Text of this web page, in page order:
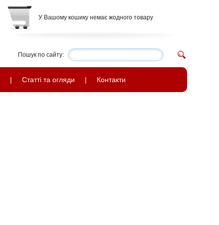
У Вашому кошику немає жодного товару
Пошук по сайту:
| Статті та огляди | Контакти